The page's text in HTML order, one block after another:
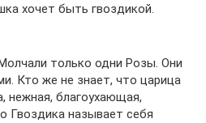
хочет быть гвоздикой.
только одни Розы. Они
Кто же не знает, что царица
нежная, благоухающая,
Гвоздика называет себя